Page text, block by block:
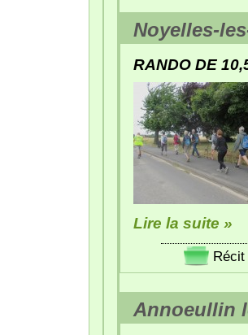
Noyelles-
RANDO DE
Lire la suite »
Récit
Annoeullin